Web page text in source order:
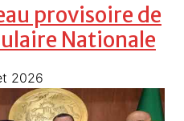
provisoire de
Nationale
2026